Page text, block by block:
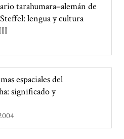
tarahumara–alemán de
lengua y cultura
espaciales del
significado y